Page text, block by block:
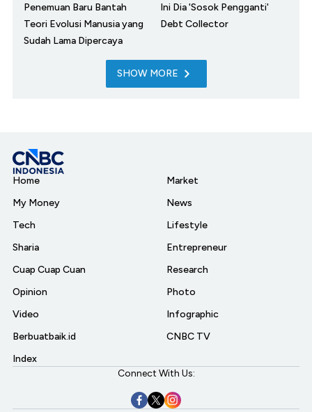
Penemuan Baru Bantah
Teori Evolusi Manusia yang
Sudah Lama Dipercaya
Ini Dia 'Sosok Pengganti'
Debt Collector
SHOW MORE
Home
My Money
Tech
Sharia
Cuap Cuap Cuan
Opinion
Video
Berbuatbaik.id
Index
Market
News
Lifestyle
Entrepreneur
Research
Photo
Infographic
CNBC TV
Connect With Us: